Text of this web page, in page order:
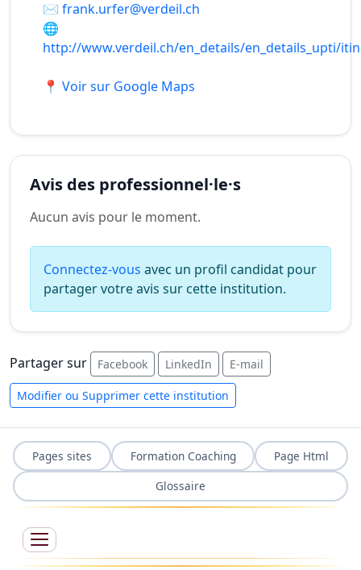
✉️ frank.urfer@verdeil.ch
🌐
http://www.verdeil.ch/en_details/en_details_upti/
📍 Voir sur Google Maps
Avis des professionnel·le·s
Aucun avis pour le moment.
Connectez-vous avec un profil candidat pour
partager votre avis sur cette institution.
Partager sur Facebook LinkedIn E-mail
Modifier ou Supprimer cette institution
Pages sites Formation Coaching
Page Html
Glossaire